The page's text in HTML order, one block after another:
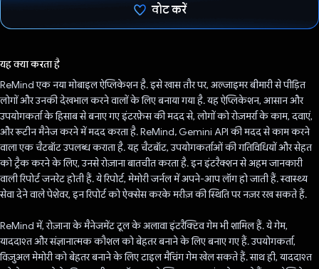
वोट करें
यह क्या करता है
ReMind एक नया मोबाइल ऐप्लिकेशन है. इसे खास तौर पर, अल्जाइमर बीमारी से पीड़ित
लोगों और उनकी देखभाल करने वालों के लिए बनाया गया है. यह ऐप्लिकेशन, आसान और
उपयोगकर्ता के हिसाब से बनाए गए इंटरफ़ेस की मदद से, लोगों को रोज़मर्रा के काम, दवाएं,
और रूटीन मैनेज करने में मदद करता है. ReMind, Gemini API की मदद से काम करने
वाला एक चैटबॉट उपलब्ध कराता है. यह चैटबॉट, उपयोगकर्ताओं की गतिविधियों और सेहत
को ट्रैक करने के लिए, उनसे रोज़ाना बातचीत करता है. इन इंटरैक्शन से अहम जानकारी
वाली रिपोर्ट जनरेट होती हैं. ये रिपोर्ट, मेमोरी जर्नल में अपने-आप लॉग हो जाती हैं. स्वास्थ्य
सेवा देने वाले पेशेवर, इन रिपोर्ट को ऐक्सेस करके मरीज़ की स्थिति पर नज़र रख सकते हैं.
ReMind में, रोज़ाना के मैनेजमेंट टूल के अलावा इंटरैक्टिव गेम भी शामिल हैं. ये गेम,
याददाश्त और संज्ञानात्मक कौशल को बेहतर बनाने के लिए बनाए गए हैं. उपयोगकर्ता,
विज़ुअल मेमोरी को बेहतर बनाने के लिए टाइल मैचिंग गेम खेल सकते हैं. साथ ही, याददाश्त